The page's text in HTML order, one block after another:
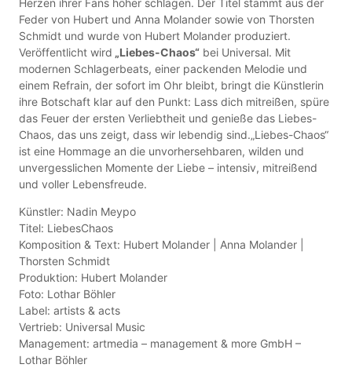
Herzen ihrer Fans höher schlagen. Der Titel stammt aus der
Feder von Hubert und Anna Molander sowie von Thorsten
Schmidt und wurde von Hubert Molander produziert.
Veröffentlicht wird „Liebes-Chaos“ bei Universal. Mit
modernen Schlagerbeats, einer packenden Melodie und
einem Refrain, der sofort im Ohr bleibt, bringt die Künstlerin
ihre Botschaft klar auf den Punkt: Lass dich mitreißen, spüre
das Feuer der ersten Verliebtheit und genieße das Liebes-
Chaos, das uns zeigt, dass wir lebendig sind.„Liebes-Chaos“
ist eine Hommage an die unvorhersehbaren, wilden und
unvergesslichen Momente der Liebe – intensiv, mitreißend
und voller Lebensfreude.
Künstler: Nadin Meypo
Titel: LiebesChaos
Komposition & Text: Hubert Molander | Anna Molander |
Thorsten Schmidt
Produktion: Hubert Molander
Foto: Lothar Böhler
Label: artists & acts
Vertrieb: Universal Music
Management: artmedia – management & more GmbH –
Lothar Böhler